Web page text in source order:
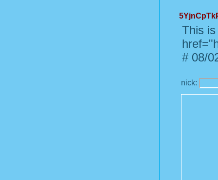
This
#08/
nick: